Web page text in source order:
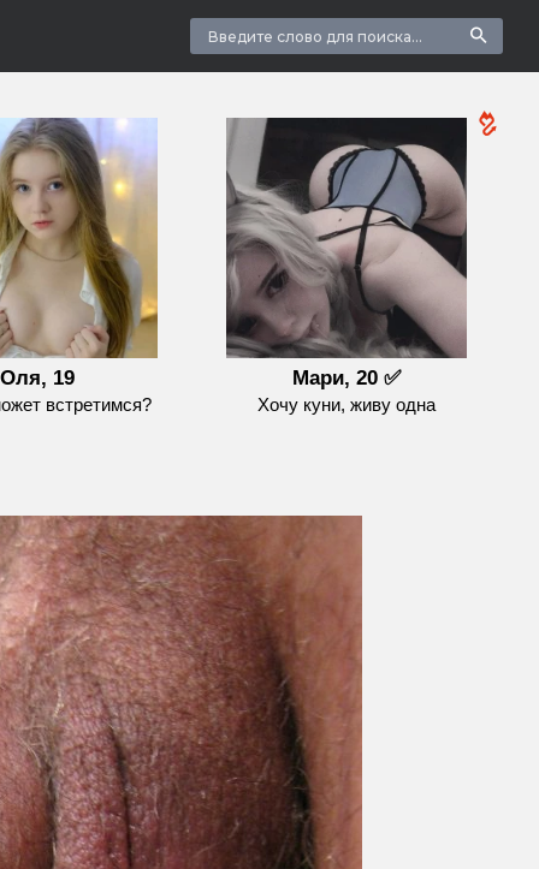
Оля, 19
встретимся?
Мари, 20 ✅
Хочу куни, живу одна